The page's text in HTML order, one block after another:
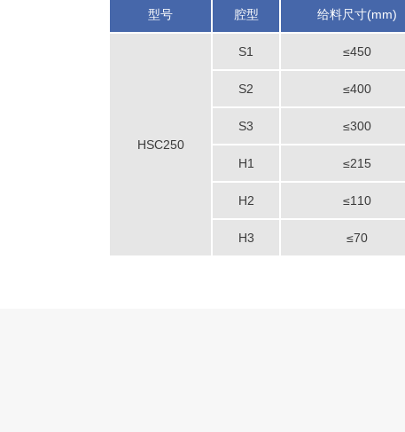
型号 腔型 给料尺寸(mm)
HSC250
S1 ≤450
S2 ≤400
S3 ≤300
H1 ≤215
H2 ≤110
H3 ≤70